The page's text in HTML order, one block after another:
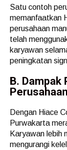
Satu contoh
memanfaatkan
perusahaan
telah
karyawan
peningkatan
B. Dampak
Dengan Hiace
Purwakarta
Karyawan lebih
mengurangi